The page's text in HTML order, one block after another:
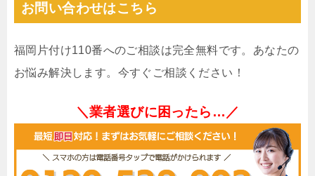
お問い合わせはこちら
福岡片付け110番へのご相談は完全無料です。あなたの
お悩み解決します。今すぐご相談ください！
＼業者選びに困ったら…／